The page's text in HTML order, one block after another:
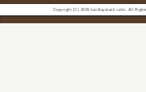
Copyright (C) 2026 hair&eyelash calm. All